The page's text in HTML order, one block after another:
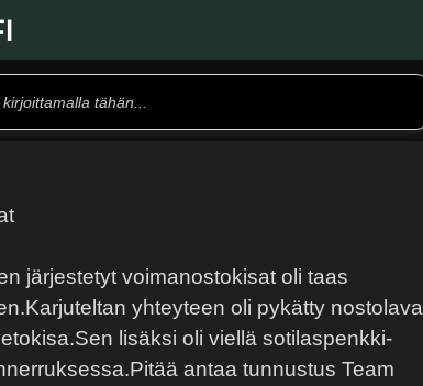
järjestetyt voimanostokisat oli taas
yhteyteen oli pykätty nostolava
lisäksi oli viellä sotilaspenkki-
antaa tunnustus Team